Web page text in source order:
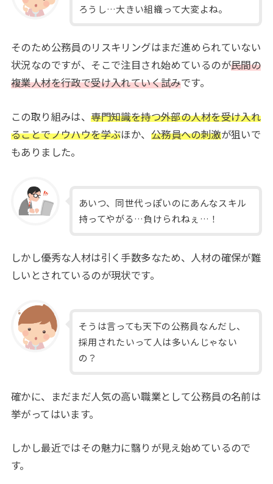
ろうし…大きい組織って大変よね。
そのため公務員のリスキリングはまだ進められていない
状況なのですが、そこで注目され始めているのが民間の
複業人材を行政で受け入れていく試みです。
この取り組みは、専門知識を持つ外部の人材を受け入れ
ることでノウハウを学ぶほか、 公務員への刺激が狙いで
もありました。
あいつ、同世代っぽいのにあんなスキル
持ってやがる…負けられねぇ…！
しかし優秀な人材は引く手数多なため、人材の確保が難
しいとされているのが現状です。
そうは言っても天下の公務員なんだし、
採用されたいって人は多いんじゃない
の？
確かに、まだまだ人気の高い職業として公務員の名前は
挙がってはいます。
しかし最近ではその魅力に翳りが見え始めているので
す。